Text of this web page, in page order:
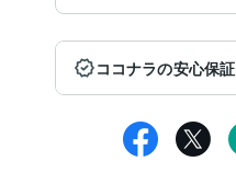
ココナラの安心保証